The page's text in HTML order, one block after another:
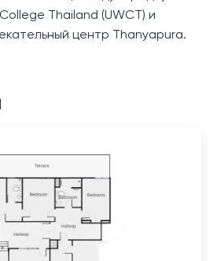
Thailand (UWCT) и
центр Thanyapura.